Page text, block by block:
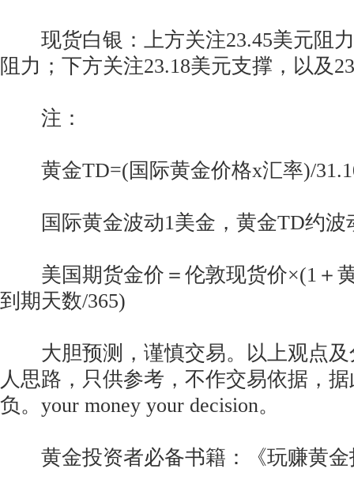
现货白银：上方关注23.45美元阻力
阻力；下方关注23.18美元支撑，以及
注：
黄金TD=(国际黄金价格x汇率)/
国际黄金波动1美金，黄金TD约波
美国期货金价＝伦敦现货价×(1＋
到期天数/365)
大胆预测，谨慎交易。以上观点及
人思路，只供参考，不作交易依据，
负。your money your decision。
黄金投资者必备书籍：《玩赚黄金